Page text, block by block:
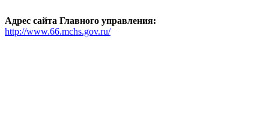
Адрес сайта Главного управления:
http://www.66.mchs.gov.ru/